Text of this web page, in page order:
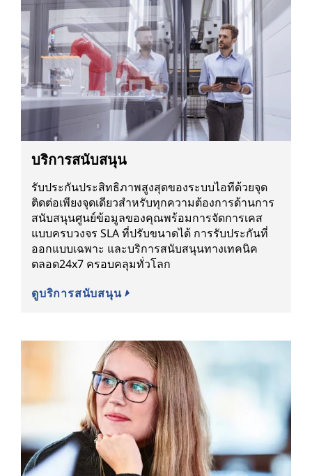
บริการสนับสนุน
รับประกันประสิทธิภาพสูงสุดของระบบไอทีด้วยจุด
ติดต่อเพียงจุดเดียวสำหรับทุกความต้องการด้านการ
สนับสนุนศูนย์ข้อมูลของคุณพร้อมการจัดการเคส
แบบครบวงจร SLA ที่ปรับขนาดได้ การรับประกันที่
ออกแบบเฉพาะ และบริการสนับสนุนทางเทคนิค
ตลอด24x7 ครอบคลุมทั่วโลก
ดูบริการสนับสนุน